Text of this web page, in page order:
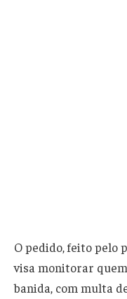
O pedido, feito pelo
visa monitorar
banida, com multa